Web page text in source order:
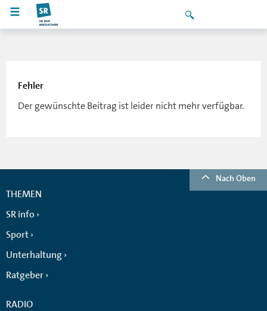
Fehler
Der gewünschte Beitrag ist leider nicht mehr verfügbar.
Nach Oben
THEMEN
SR info
Sport
Unterhaltung
Ratgeber
RADIO